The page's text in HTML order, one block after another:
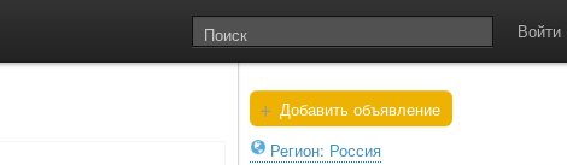
Войти
+ Добавить объявление
Регион: Россия